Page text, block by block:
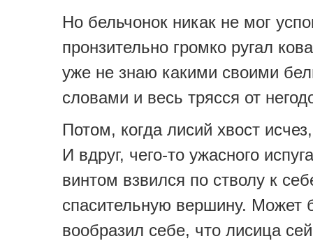
Но бельчонок никак не мог
пронзительно громко ругал
уже не знаю какими своими
словами и весь трясся от
Потом, когда лисий хвост
И вдруг, чего-то ужасного
винтом взвился по стволу к
спасительную вершину. Может
вообразил себе, что лисица